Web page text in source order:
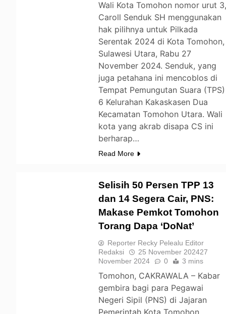
Wali Kota Tomohon nomor urut
Caroll Senduk SH menggunakan
hak pilihnya untuk Pilkada
Serentak 2024 di Kota Tomohon,
Sulawesi Utara, Rabu 27
November 2024. Senduk, yang
juga petahana ini mencoblos di
Tempat Pemungutan Suara (TPS)
6 Kelurahan Kakaskasen Dua
Kecamatan Tomohon Utara. Wali
kota yang akrab disapa CS ini
berharap…
Read More
Selisih 50 Persen TPP 13
dan 14 Segera Cair, PNS:
Makase Pemkot Tomohon
Torang Dapa ‘DoNat’
Reporter Recky Pelealu Editor
Redaksi
25 November 202427
November 2024
0 3 mins
Tomohon, CAKRAWALA – Kabar
gembira bagi para Pegawai
Negeri Sipil (PNS) di Jajaran